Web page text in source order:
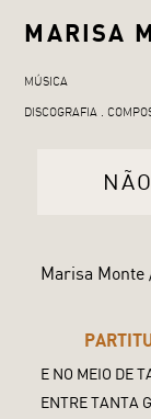
MARISA
MÚSICA
DISCOGRAFIA
Marisa
E NO MEIO DE
ENTRE TANTA